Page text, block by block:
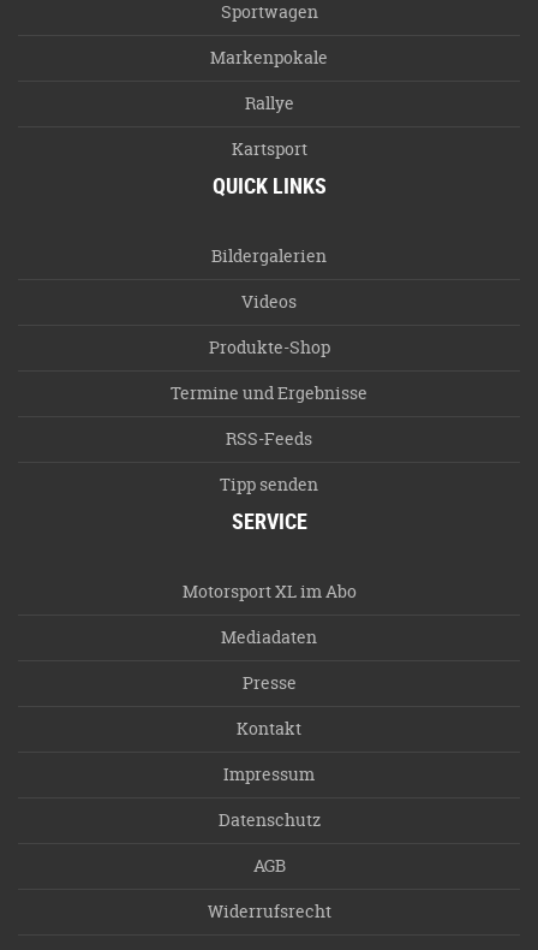
Sportwagen
Markenpokale
Rallye
Kartsport
QUICK LINKS
Bildergalerien
Videos
Produkte-Shop
Termine und Ergebnisse
RSS-Feeds
Tipp senden
SERVICE
Motorsport XL im Abo
Mediadaten
Presse
Kontakt
Impressum
Datenschutz
AGB
Widerrufsrecht